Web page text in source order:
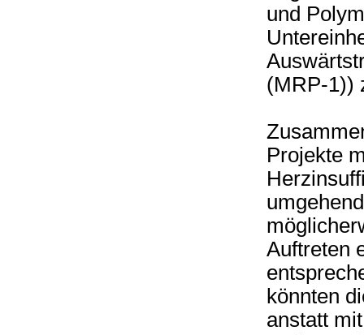
und
(MRP-1))
Projekte
Auftreten
könnten
anstatt